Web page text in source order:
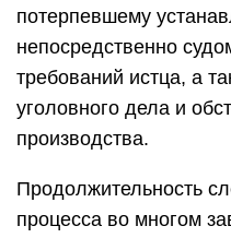
потерпевшему
непосредственно
требований истца, а
уголовного дела и
производства.
Продолжительность
процесса во многом